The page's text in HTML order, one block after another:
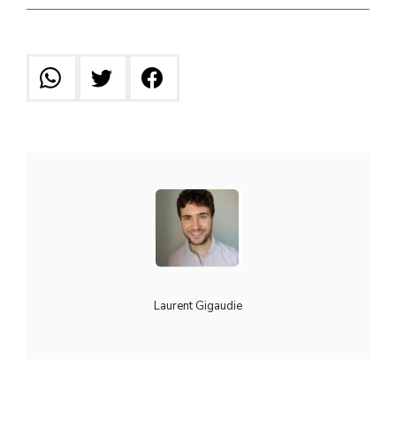
Laurent Gigaudie